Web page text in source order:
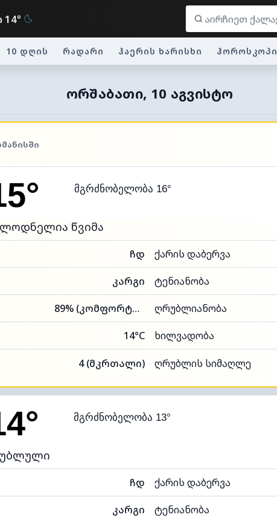
10 დღის რადარი ჰაერის ხარისხი ჰოროსკოპი
ᲝᲠᲨᲐᲑᲐᲗᲘ, 10 ᲐᲒᲕᲘᲡᲢᲝ
მგრძნობელობა 16°
წვიმა
ჩდ ქარის დაბერვა
კარგი ტენიანობა
89% (კომფორტული) ღრუბლიანობა
14°C ხილვადობა
4 (მკრთალი) ღრუბლის სიმაღლე
მგრძნობელობა 13°
ჩდ ქარის დაბერვა
კარგი ტენიანობა